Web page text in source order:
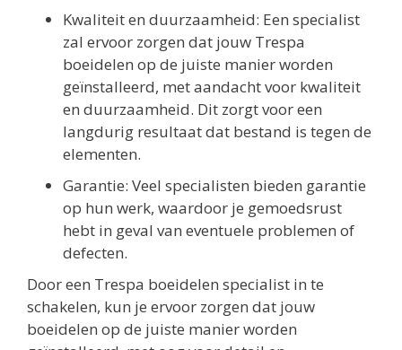
Kwaliteit en duurzaamheid: Een specialist
zal ervoor zorgen dat jouw Trespa
boeidelen op de juiste manier worden
geïnstalleerd, met aandacht voor kwaliteit
en duurzaamheid. Dit zorgt voor een
langdurig resultaat dat bestand is tegen de
elementen.
Garantie: Veel specialisten bieden garantie
op hun werk, waardoor je gemoedsrust
hebt in geval van eventuele problemen of
defecten.
Door een Trespa boeidelen specialist in te
schakelen, kun je ervoor zorgen dat jouw
boeidelen op de juiste manier worden